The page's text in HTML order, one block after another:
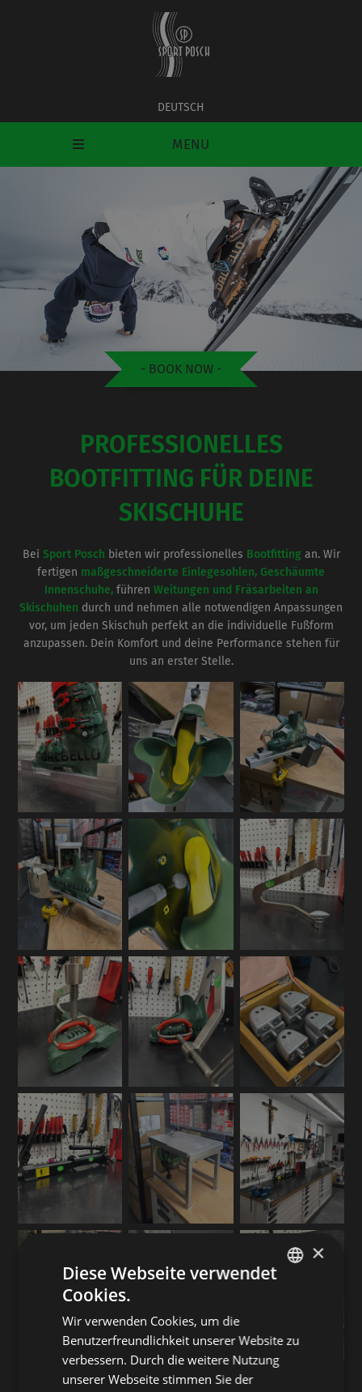
DEUTSCH
MENU
- BOOK NOW -
PROFESSIONELLES
BOOTFITTING FÜR DEINE
SKISCHUHE
Bei Sport Posch bieten wir professionelles Bootfitting an. Wir
fertigen maßgeschneiderte Einlegesohlen, Geschäumte
Innenschuhe,führen Weitungen und Fräsarbeiten an
Skischuhen durch und nehmen alle notwendigen Anpassungen
vor, um jeden Skischuh perfekt an die individuelle Fußform
anzupassen. Dein Komfort und deine Performance stehen für
uns an erster Stelle.
×
Diese Webseite verwendet
Cookies.
Wir verwenden Cookies, um die
Benutzerfreundlichkeit unserer Website zu
verbessern. Durch die weitere Nutzung
unserer Webseite stimmen Sie der